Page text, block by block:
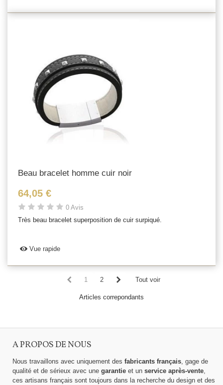
Beau bracelet homme cuir noir
64,05 €
0 Avis
Très beau bracelet superposition de cuir surpiqué.
Vue rapide
1 2 Tout voir
Articles correpondants
A PROPOS DE NOUS
Nous travaillons avec uniquement des fabricants français , gage de
qualité et de sérieux avec une garantie et un service après-vente
ces artisans français sont toujours dans la recherche du design et des